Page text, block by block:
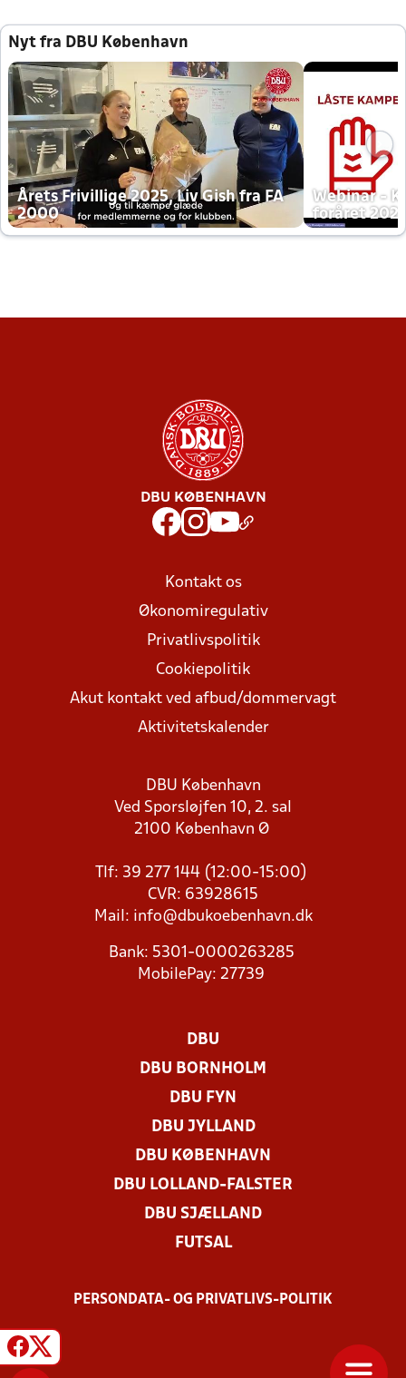
Nyt fra DBU København
Årets Frivillige 2025, Liv Gish fra FA
2000
Webinar -
foråret
DBU KØBENHAVN
Kontakt os
Økonomiregulativ
Privatlivspolitik
Cookiepolitik
Akut kontakt ved afbud/dommervagt
Aktivitetskalender
DBU København
Ved Sporsløjfen 10, 2. sal
2100 København Ø
Tlf: 39 277 144 (12:00-15:00)
CVR: 63928615
Mail: info@dbukoebenhavn.dk
Bank: 5301-0000263285
MobilePay: 27739
DBU
DBU BORNHOLM
DBU FYN
DBU JYLLAND
DBU KØBENHAVN
DBU LOLLAND-FALSTER
DBU SJÆLLAND
FUTSAL
PERSONDATA- OG PRIVATLIVS-POLITIK